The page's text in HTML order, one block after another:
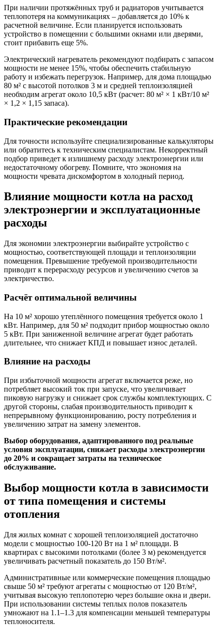
При наличии протяжённых труб и радиаторов учитывается
теплопотеря на коммуникациях – добавляется до 10% к
расчетной величине. Если планируется использовать
устройство в помещении с большими окнами или дверями,
стоит прибавить еще 5%.
Электрический нагреватель рекомендуют подбирать с запасом
мощности не менее 15%, чтобы обеспечить стабильную
работу и избежать перегрузок. Например, для дома площадью
80 м² с высотой потолков 3 м и средней теплоизоляцией
необходим агрегат около 10,5 кВт (расчет: 80 м² × 1 кВт/10 м²
× 1,2 × 1,15 запаса).
Практические рекомендации
Для точности используйте специализированные калькуляторы
или обратитесь к техническим специалистам. Некорректный
подбор приведет к излишнему расходу электроэнергии или
недостаточному обогреву. Помните, что экономия на
мощности чревата дискомфортом в холодный период.
Влияние мощности котла на расход
электроэнергии и эксплуатационные
расходы
Для экономии электроэнергии выбирайте устройство с
мощностью, соответствующей площади и теплоизоляции
помещения. Превышение требуемой производительности
приводит к перерасходу ресурсов и увеличению счетов за
электричество.
Расчёт оптимальной величины
На 10 м² хорошо утеплённого помещения требуется около 1
кВт. Например, для 50 м² подходит прибор мощностью около
5 кВт. При заниженной величине агрегат будет работать
длительнее, что снижает КПД и повышает износ деталей.
Влияние на расходы
При избыточной мощности агрегат включается реже, но
потребляет высокий ток при запуске, что увеличивает
пиковую нагрузку и снижает срок службы комплектующих. С
другой стороны, слабая производительность приводит к
непрерывному функционированию, росту потребления и
увеличению затрат на замену элементов.
Выбор оборудования, адаптированного под реальные
условия эксплуатации, снижает расходы электроэнергии
до 20% и сокращает затраты на техническое
обслуживание.
Выбор мощности котла в зависимости
от типа помещения и системы
отопления
Для жилых комнат с хорошей теплоизоляцией достаточно
модели с мощностью 100-120 Вт на 1 м² площади. В
квартирах с высокими потолками (более 3 м) рекомендуется
увеличивать расчетный показатель до 150 Вт/м².
Административные или коммерческие помещения площадью
свыше 50 м² требуют агрегаты с мощностью от 120 Вт/м²,
учитывая высокую теплопотерю через большие окна и двери.
При использовании системы теплых полов показатель
умножают на 1.1–1.3 для компенсации меньшей температуры
теплоносителя.